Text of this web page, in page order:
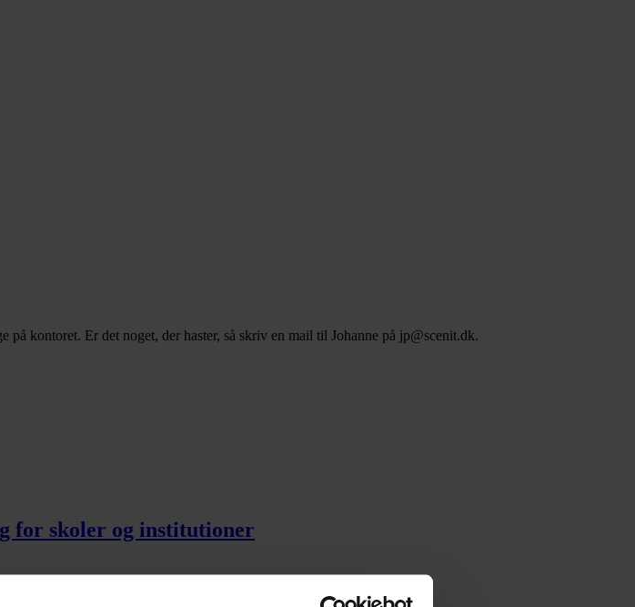
kontoret. Er det noget, der haster, så skriv en mail til Johanne på jp@scenit.dk.
for skoler og institutioner